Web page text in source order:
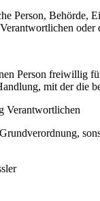
Person, Behörde,
Person freiwillig
mit der die
Verantwortlichen